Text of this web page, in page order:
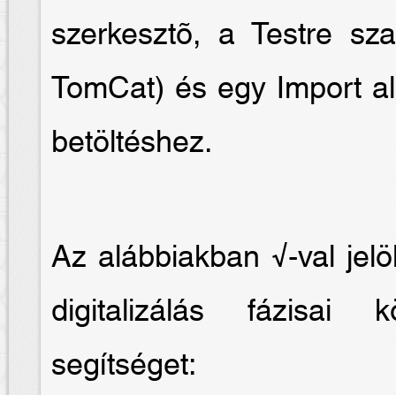
szerkesztõ, a Testre
TomCat) és egy Import
betöltéshez.
Az alábbiakban √-val
digitalizálás fázisai
segítséget: